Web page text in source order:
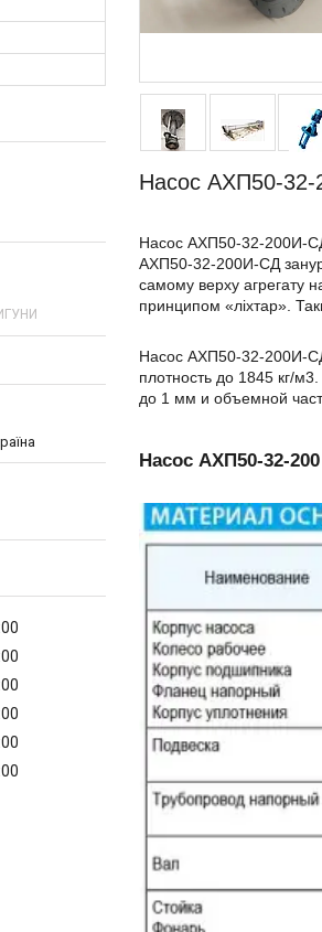
Насос АХП50-32-
Насос АХП50-32-200И-СД
АХП50-32-200И-СД
самому верху агрегату
принципом «ліхтар».
Насос АХП50-32-200И-
плотность до 1845 кг/
до 1 мм и объемной
Насос АХП50-32-